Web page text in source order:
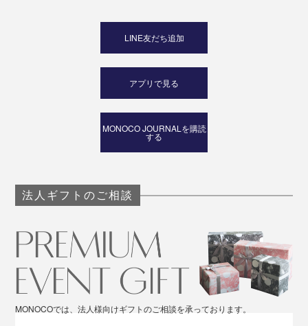
LINE友だち追加
アプリで見る
MONOCO JOURNALを購読
する
法人ギフトのご相談
MONOCOでは、法人様向けギフトのご相談を承っております。